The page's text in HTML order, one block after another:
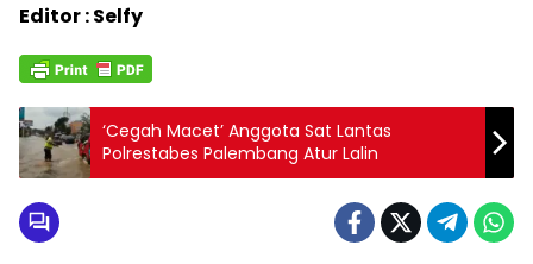
Editor : Selfy
‘Cegah Macet’ Anggota Sat Lantas
Polrestabes Palembang Atur Lalin